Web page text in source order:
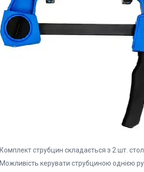
Комплект струбцин складається з 2 шт.
Можливість керувати струбциною однією